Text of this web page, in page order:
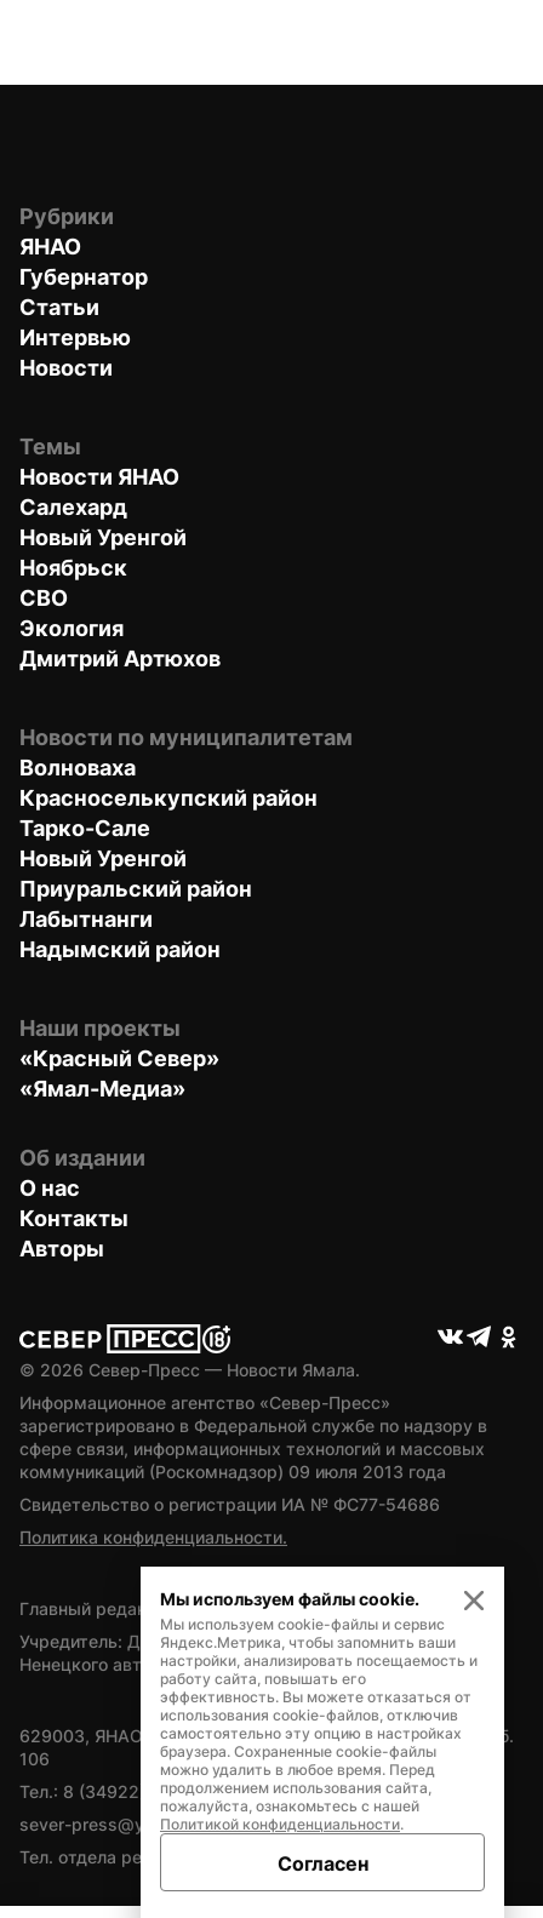
Рубрики
ЯНАО
Губернатор
Статьи
Интервью
Новости
Темы
Новости ЯНАО
Салехард
Новый Уренгой
Ноябрьск
СВО
Экология
Дмитрий Артюхов
Новости по муниципалитетам
Волноваха
Красноселькупский район
Тарко-Сале
Новый Уренгой
Приуральский район
Лабытнанги
Надымский район
Наши проекты
«Красный Север»
«Ямал-Медиа»
Об издании
О нас
Контакты
Авторы
© 2026 Север-Пресс — Новости Ямала.
Информационное агентство «Север-Пресс»
зарегистрировано в Федеральной службе по надзору в
сфере связи, информационных технологий и массовых
коммуникаций (Роскомнадзор) 09 июля 2013 года
Свидетельство о регистрации ИА № ФС77-54686
Политика конфиденциальности.
Главный редактор — А.Л. Поздеев
Учредитель: Департамент внутренней политики Ямало-
Ненецкого автономного округа
629003, ЯНАО, Салехард, мкр. Богдана Кнунянца, д.1, каб.
106
Тел.: 8 (34922) 71262
sever-press@yamal-media.ru
Тел. отдела рекламы: 8 (34922) 42728
Мы используем файлы cookie.
Мы используем cookie-файлы и сервис
Яндекс.Метрика, чтобы запомнить ваши
настройки, анализировать посещаемость и
работу сайта, повышать его
эффективность. Вы можете отказаться от
использования cookie-файлов, отключив
самостоятельно эту опцию в настройках
браузера. Сохраненные cookie-файлы
можно удалить в любое время. Перед
продолжением использования сайта,
пожалуйста, ознакомьтесь с нашей
Политикой конфиденциальности.
Согласен